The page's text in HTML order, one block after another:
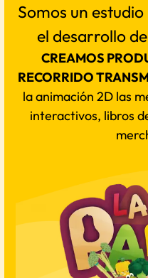
Somos un
el desarrollo de
CREAMOS
RECORRIDO
la animación 2D las
interactivos, libros